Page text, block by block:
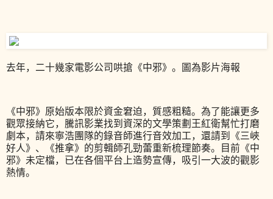
去年，二十幾家電影公司哄搶《中邪》。圖為影片海報
《中邪》原始版本限於資金窘迫，質感粗糙。為了能讓更多
觀眾接納它，騰訊影業找到資深的文學策劃王紅衛幫忙打磨
劇本，請來寧浩團隊的錄音師進行音效加工，還請到《三峽
好人》、《推拿》的剪輯師孔勁蕾重新梳理節奏。目前《中
邪》未定檔，已在各個平台上造勢宣傳，吸引一大波的觀影
熱情。